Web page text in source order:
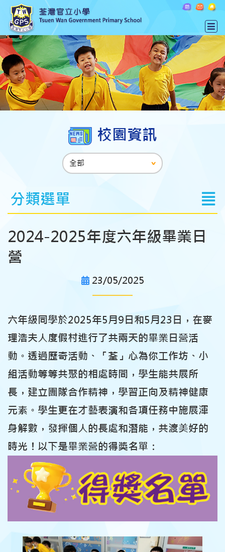
校園資訊
分類選單
2024-2025年度六年級畢業日
營
23/05/2025
六年級同學於2025年5月9日和5月23日，在麥
理浩夫人度假村進行了共兩天的畢業日營活
動。透過歷奇活動、「荃」心為你工作坊、小
組活動等等共聚的相處時間，學生能共展所
長，建立團隊合作精神，學習正向及精神健康
元素。學生更在才藝表演和各項任務中施展渾
身解數，發揮個人的長處和潛能，共渡美好的
時光！以下是畢業營的得獎名單：